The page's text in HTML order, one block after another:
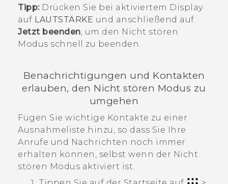
Tipp:Drücken Sie bei aktiviertem Display
auf LAUTSTÄRKE und anschließend auf
Jetzt beenden, um den Nicht stören
Modus schnell zu beenden.
Benachrichtigungen und Kontakten
erlauben, den Nicht stören Modus zu
umgehen
Fügen Sie wichtige Kontakte zu einer
Ausnahmeliste hinzu, so dass Sie Ihre
Anrufe und Nachrichten noch immer
erhalten können, selbst wenn der Nicht
stören Modus aktiviert ist.